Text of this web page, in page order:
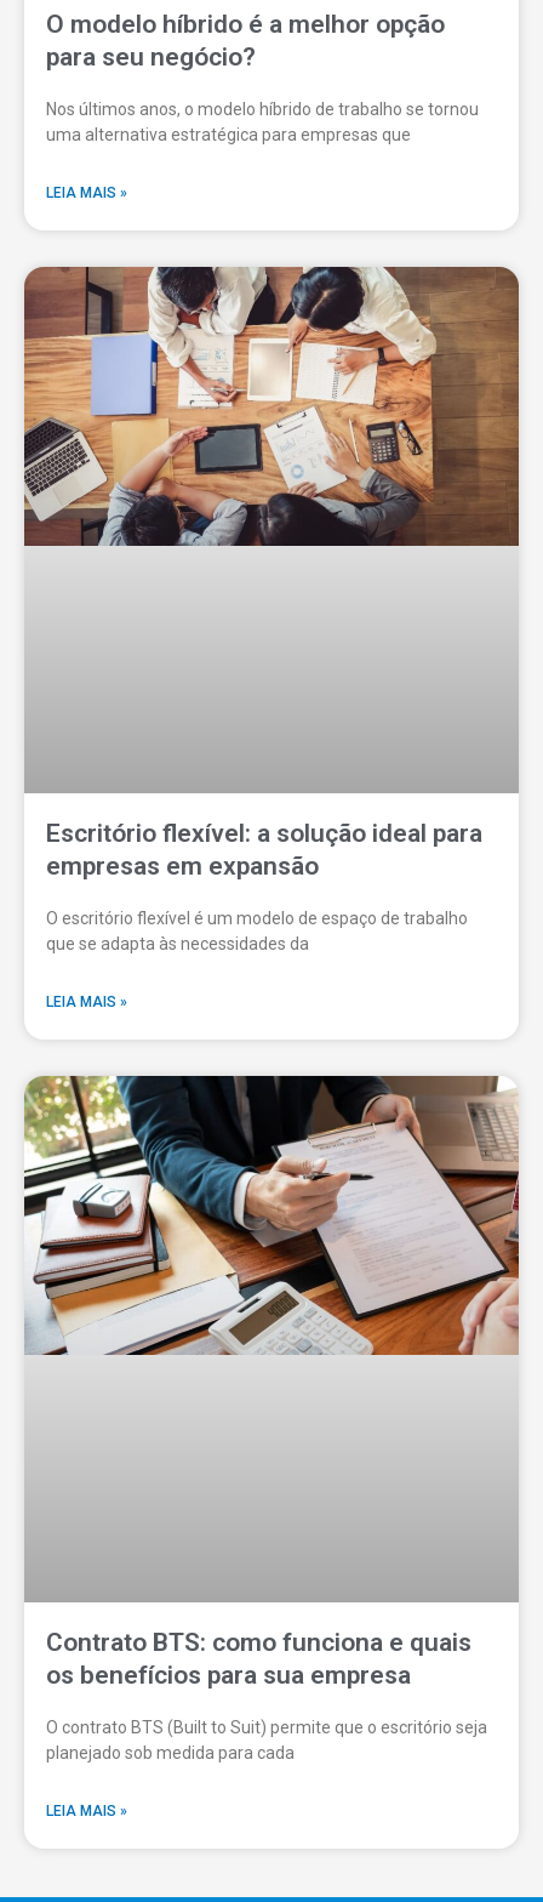
O modelo híbrido é a melhor opção
para seu negócio?
Nos últimos anos, o modelo híbrido de trabalho se tornou
uma alternativa estratégica para empresas que
LEIA MAIS »
Escritório flexível: a solução ideal para
empresas em expansão
O escritório flexível é um modelo de espaço de trabalho
que se adapta às necessidades da
LEIA MAIS »
Contrato BTS: como funciona e quais
os benefícios para sua empresa
O contrato BTS (Built to Suit) permite que o escritório seja
planejado sob medida para cada
LEIA MAIS »